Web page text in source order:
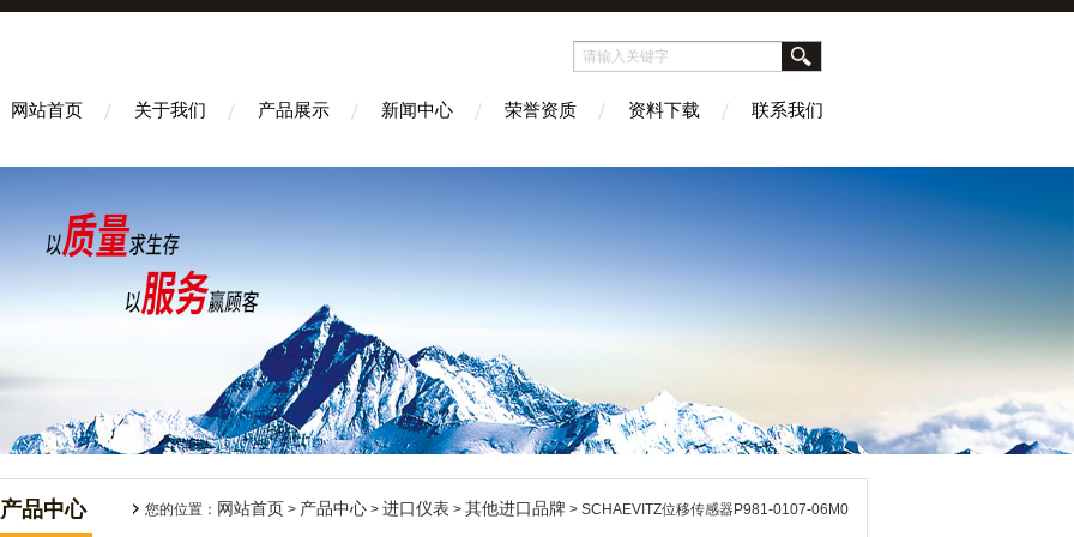
网站首页 关于我们 产品展示 新闻中心 荣誉资质 资料下载 联系我们
产品中心 您的位置： 网站首页 > 产品中心 > 进口仪表 > 其他进口品牌 > SCHAEVITZ位移传感器P981-0107-06M0